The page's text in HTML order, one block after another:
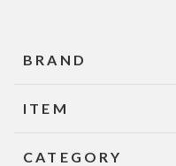
BRAND
ITEM
CATEGORY